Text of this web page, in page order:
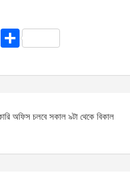
M S
ar
অফিস চলবে সকাল ৯টা থেকে বিকাল